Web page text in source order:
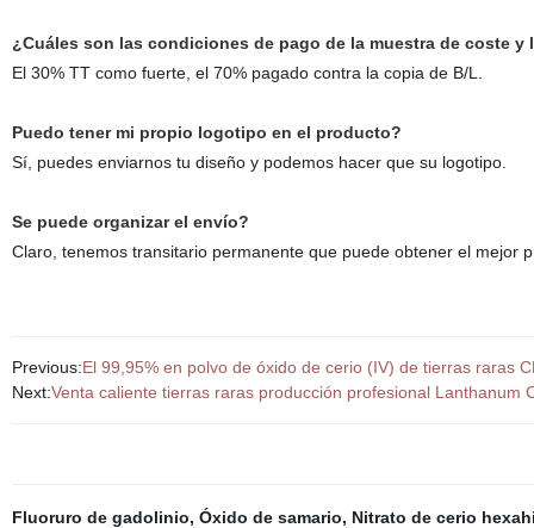
¿Cuáles son las condiciones de pago de la muestra de coste y
El 30% TT como fuerte, el 70% pagado contra la copia de B/L.
Puedo tener mi propio logotipo en el producto?
Sí, puedes enviarnos tu diseño y podemos hacer que su logotipo.
Se puede organizar el envío?
Claro, tenemos transitario permanente que puede obtener el mejor
Previous:El 99,95% en polvo de óxido de cerio (IV) de tierras raras
Next:Venta caliente tierras raras producción profesional Lanthanum
Fluoruro de gadolinio, Óxido de samario, Nitrato de cerio